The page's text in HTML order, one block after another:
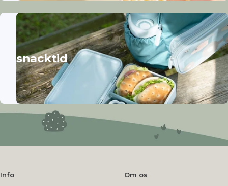
snacktid
Info Om os